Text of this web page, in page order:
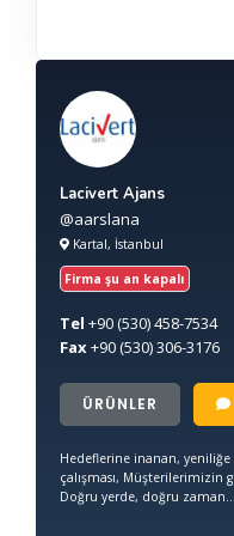
Lacivert Ajans
@aarslana
Kartal, İstanbul
Firma şu an kapalı
Tel +90(530) 458-7534
Fax+90(530) 306-3176
ÜRÜNLER
Hedeflerine inanan,
çalışması, Müşterilerimizin
Doğru yerde, doğru zaman...